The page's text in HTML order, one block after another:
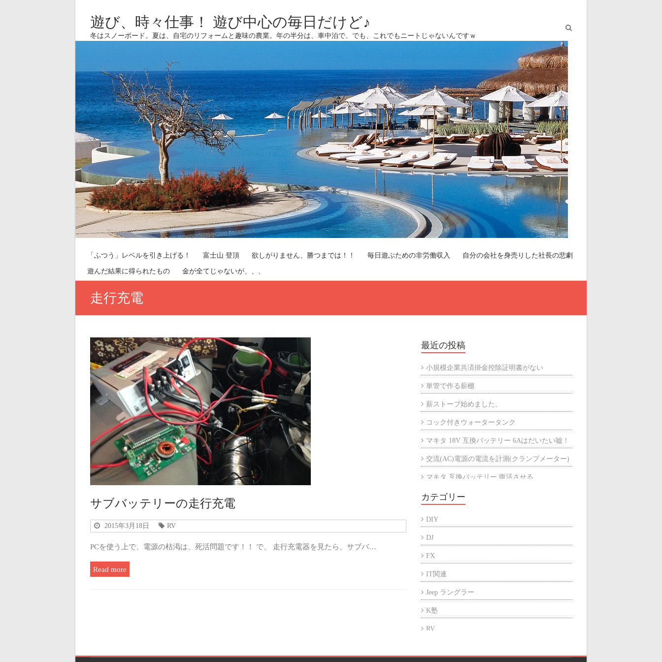
遊び、時々仕事！ 遊び中心の毎日だけど♪
冬はスノーボード。夏は、自宅のリフォームと趣味の農業。年の半分は、車中泊で、でも、これでもニートじゃないんですｗ
「ふつう」レベルを引き上げる！ 富士山 登頂 欲しがりません、勝つまでは！！ 毎日遊ぶための非労働収入 自分の会社を身売りした社長の悲劇
遊んだ結果に得られたもの 金が全てじゃないが、、、
走行充電
サブバッテリーの走行充電
2015年3月18日 RV
PCを使う上で、電源の枯渇は、死活問題です！！ で、 走行充電器を見たら、サブバ…
Read more
最近の投稿
小規模企業共済掛金控除証明書がない
単管で作る薪棚
薪ストーブ始めました。
コック付きウォータータンク
マキタ 18V 互換バッテリー 6Aはだいたい嘘！
交流(AC)電源の電流を計測(クランプメーター)
マキタ 互換バッテリー 復活させる
マキタ 互換バッテリーが充電できない
カテゴリー
DIY
DJ
FX
IT関連
Jeep ラングラー
K塾
RV